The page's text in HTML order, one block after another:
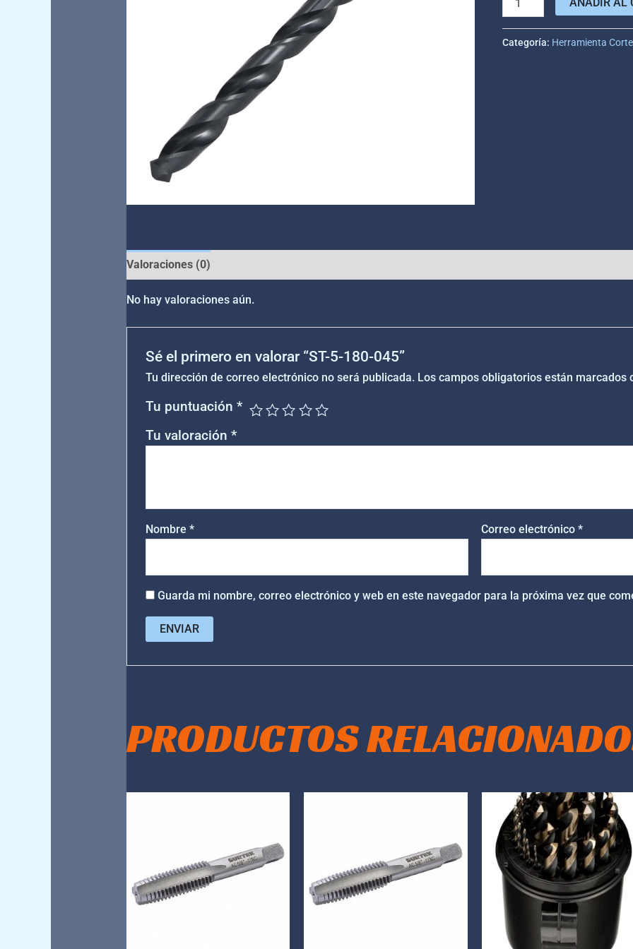
Categoría: Herramienta Corte
Valoraciones (0)
No hay valoraciones aún.
Sé el primero en valorar “ST-5-180-045”
Tu dirección de correo electrónico no será publicada. Los campos obligatorios están marcados
Tu puntuación*
Tu valoración*
Nombre* Correo electrónico*
Guarda mi nombre, correo electrónico y web en este navegador para la próxima vez que
PRODUCTOS